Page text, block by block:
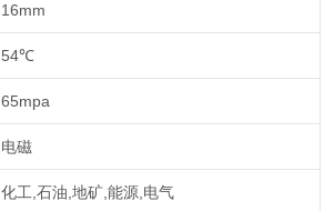
16mm
54℃
65mpa
电磁
化工,石油,地矿,能源,电气